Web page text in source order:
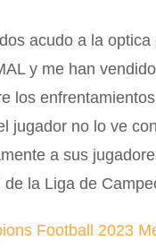
acudo a la
y me han
los
jugador no lo ve
a sus
la Liga de
Football 2023